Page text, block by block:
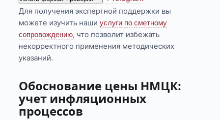
Для получения экспертной поддержки вы
можете изучить нашиуслуги по сметному
сопровождению, что позволит избежать
некорректного применения методических
указаний.
Обоснование цены НМЦК:
учет инфляционных
процессов